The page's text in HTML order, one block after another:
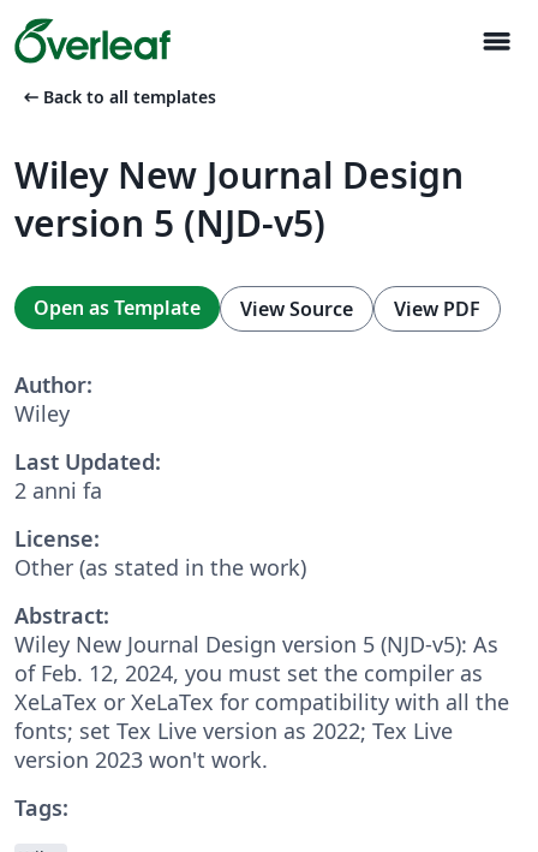
menu
arrow_left_alt Back to all templates
Wiley New Journal Design
version 5 (NJD-v5)
Open as Template View Source View PDF
Author:
Wiley
Last Updated:
2 anni fa
License:
Other (as stated in the work)
Abstract:
Wiley New Journal Design version 5 (NJD-v5): As
of Feb. 12, 2024, you must set the compiler as
XeLaTex or XeLaTex for compatibility with all the
fonts; set Tex Live version as 2022; Tex Live
version 2023 won't work.
Tags: